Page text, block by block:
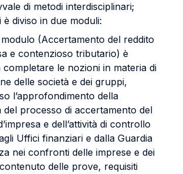
di metodi interdisciplinari;
è diviso in due moduli:
(Accertamento del reddito
e contenzioso tributario) è
completare le nozioni in materia di
delle società e dei gruppi,
l’approfondimento della
del processo di accertamento del
e dell’attività di controllo
Uffici finanziari e dalla Guardia
nei confronti delle imprese e dei
delle prove, requisiti